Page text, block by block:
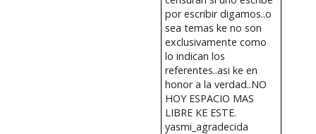
por escribir digamos..o
sea temas ke no son
exclusivamente como
lo indican los
referentes..asi ke en
honor a la verdad..NO
HOY ESPACIO MAS
LIBRE KE ESTE.
yasmi_agradecida